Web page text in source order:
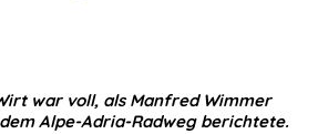
war voll, als Manfred Wimmer
Alpe-Adria-Radweg berichtete.